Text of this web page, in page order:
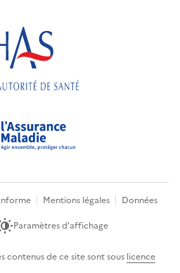
Mentions légales
Données
Paramètres d'affichage
contenus de ce site sont sous licence